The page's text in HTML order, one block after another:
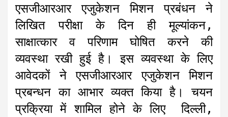
एसजीआरआर एजुकेशन मिशन प्रबंधन ने
लिखित परीक्षा के दिन ही मूल्यांकन,
साक्षात्कार व परिणाम घोषित करने की
व्यवस्था रखी हुई है। इस व्यवस्था के लिए
आवेदकों ने एसजीआरआर एजुकेशन मिशन
प्रबन्धन का आभार व्यक्त किया है। चयन
प्रक्रिया में शामिल होने के लिए दिल्ली,